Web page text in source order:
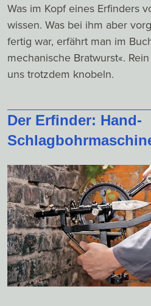
Was im Kopf eines Erfinders
wissen. Was bei ihm aber
fertig war, erfährt man im
mechanische Bratwurst«.
uns trotzdem knobeln.
Der Erfinder: Hand-